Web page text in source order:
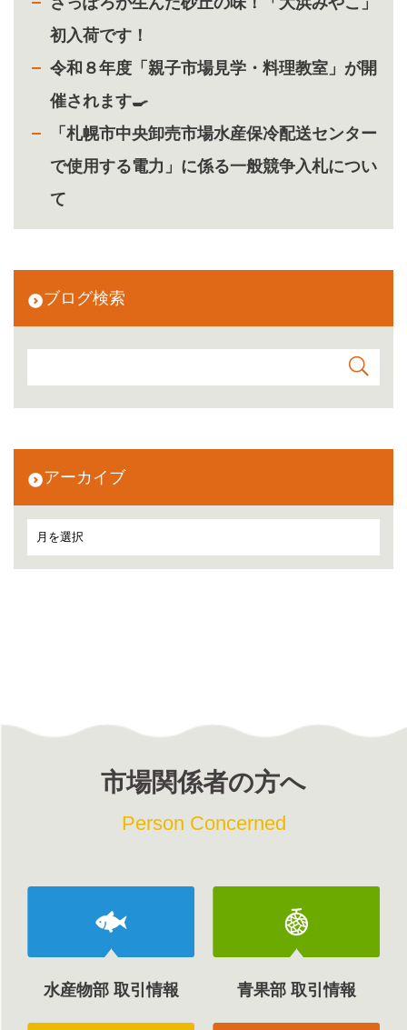
初入荷です！
令和８年度「親子市場見学・料理教室」が開
催されます🍳
「札幌市中央卸売市場水産保冷配送センター
で使用する電力」に係る一般競争入札につい
て
ブログ検索
アーカイブ
市場関係者の方へ
Person Concerned
水産物部 取引情報 青果部 取引情報